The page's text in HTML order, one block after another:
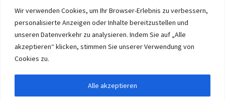
Wir verwenden Cookies, um Ihr Browser-Erlebnis zu verbessern,
personalisierte Anzeigen oder Inhalte bereitzustellen und
unseren Datenverkehr zu analysieren. Indem Sie auf „Alle
akzeptieren“ klicken, stimmen Sie unserer Verwendung von
Cookies zu.
Alle akzeptieren
© 2026 Eruon Trade UG, Germany, member of the ERUON